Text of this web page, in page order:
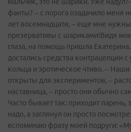
мальчик, это не шарики. Уже
фанты? – с порога озадачило меня
лет восемнадцати, – еще мне нужны
презервативы с шариками!Видя
глаза, на помощь пришла
достались средства контрацепции
кольца и эротическое чтиво. –
открыты для экспериментов, –
наставница, – просто они обычно
Часто бывает так: приходит парень,
надо, а заглянул он просто
вспоминаю фразу моей подруги: